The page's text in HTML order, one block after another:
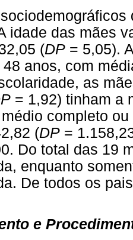
idade das mães
(DP = 5,05).
anos, com
as
= 1,92) tinham a
completo
(DP =
Do total das 19
enquanto
De todos os
e